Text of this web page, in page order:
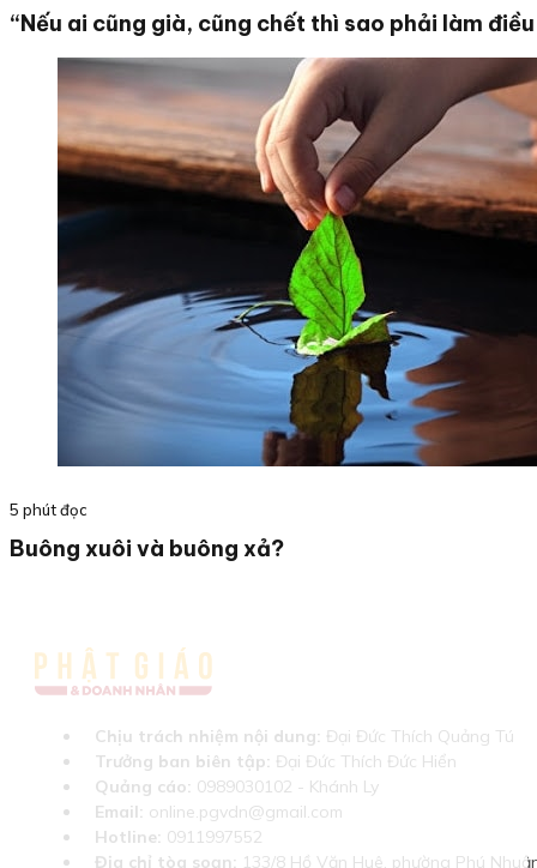
“Nếu ai cũng già, cũng chết thì sao phải làm
5 phút đọc
Buông xuôi và buông xả?
Chịu trách nhiệm nội dung: Đại Đức Thích Quảng Tú
Trưởng ban biên tập: Đại Đức Thích Đức Hiển
Quảng cáo: 0989030102 - Khánh Ly
Email: online.pgvdn@gmail.com
Hotline: 0911997552
Địa chỉ tòa soạn: 133/8 Hồ Văn Huê, phường Phú